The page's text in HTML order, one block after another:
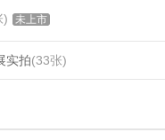
) 未上市
实拍(33张)